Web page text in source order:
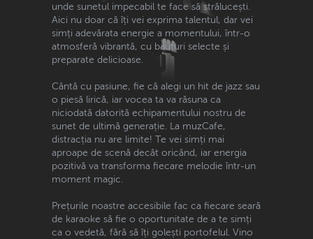
unde sunetul impecabil te face să strălucești.
Aici nu doar că îți vei exprima talentul, dar vei
simți adevărata energie a momentului, într-o
atmosferă vibrantă, cu băuturi selecte și
preparate delicioase.
Cântă cu pasiune, fie că alegi un hit de jazz sau
o piesă lirică, iar vocea ta va răsuna ca
niciodată datorită echipamentului nostru de
sunet de ultimă generație. La muzCafe,
distracția nu are limite! Te vei simți mai
aproape de scenă decât oricând, iar energia
pozitivă va transforma fiecare melodie într-un
moment magic.
Prețurile noastre accesibile fac ca fiecare seară
de karaoke să fie o oportunitate de a te simți
ca o vedetă, fără să îți golești portofelul. Vino